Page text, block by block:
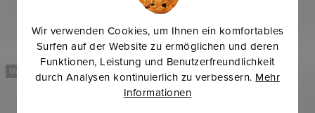
Wir verwenden Cookies, um Ihnen ein komfortables
Surfen auf der Website zu ermöglichen und deren
Funktionen, Leistung und Benutzerfreundlichkeit
durch Analysen kontinuierlich zu verbessern. Mehr
Informationen
Mehr für weniger